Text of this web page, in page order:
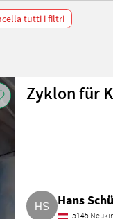
tutti i filtri
Zyklon für
Hans
5145